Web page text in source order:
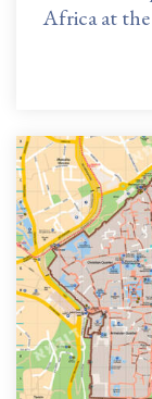
Africa at